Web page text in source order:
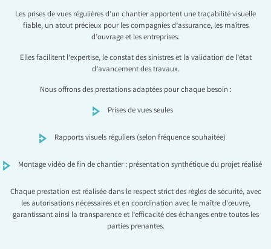
Les prises de vues régulières d’un chantier apportent une traçabilité visuelle
fiable, un atout précieux pour les compagnies d’assurance, les maîtres
d’ouvrage et les entreprises.
Elles facilitent l’expertise, le constat des sinistres et la validation de l’état
d’avancement des travaux.
Nous offrons des prestations adaptées pour chaque besoin :
Prises de vues seules
Rapports visuels réguliers (selon fréquence souhaitée)
Montage vidéo de fin de chantier : présentation synthétique du projet réalisé
Chaque prestation est réalisée dans le respect strict des règles de sécurité, avec
les autorisations nécessaires et en coordination avec le maître d’œuvre,
garantissant ainsi la transparence et l’efficacité des échanges entre toutes les
parties prenantes.